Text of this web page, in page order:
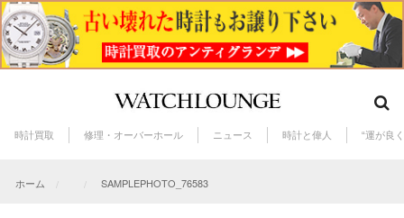
時計買取 修理・オーバーホール ニュース 時計と偉人 “運が良
ホーム SAMPLEPHOTO_76583